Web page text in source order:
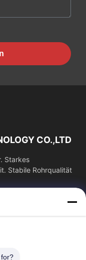
CO.,LTD
Starkes
Stabile Rohrqualität